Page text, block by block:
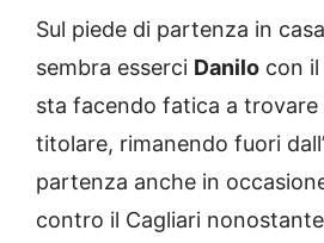
Sul piede di partenza in
sembra esserci Danilo con
sta facendo fatica a trovare
titolare, rimanendo fuori
partenza anche in
contro il Cagliari